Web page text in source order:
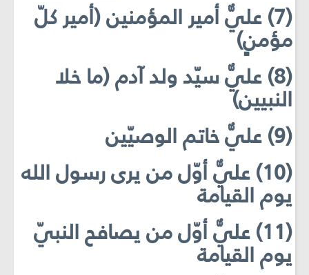
(7) عليٌّ أمير المؤمنين (أمير كلّ
مؤمنٍ)
(8) عليٌّ سيّد ولد آدم (ما خلا
النبيين)
(9) عليٌّ خاتم الوصيّين
(10) عليٌّ أوّل من يرى رسول الله
يوم القيامة
(11) عليٌّ أوّل من يصافح النبيّ
يوم القيامة